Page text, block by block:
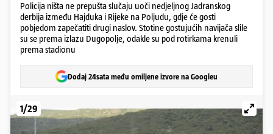
Policija ništa ne prepušta slučaju uoči nedjeljnog Jadranskog
derbija između Hajduka i Rijeke na Poljudu, gdje će gosti
pobjedom zapečatiti drugi naslov. Stotine gostujućih navijača slile
su se prema izlazu Dugopolje, odakle su pod rotirkama krenuli
prema stadionu
Dodaj 24sata među omiljene izvore na Googleu
1/29